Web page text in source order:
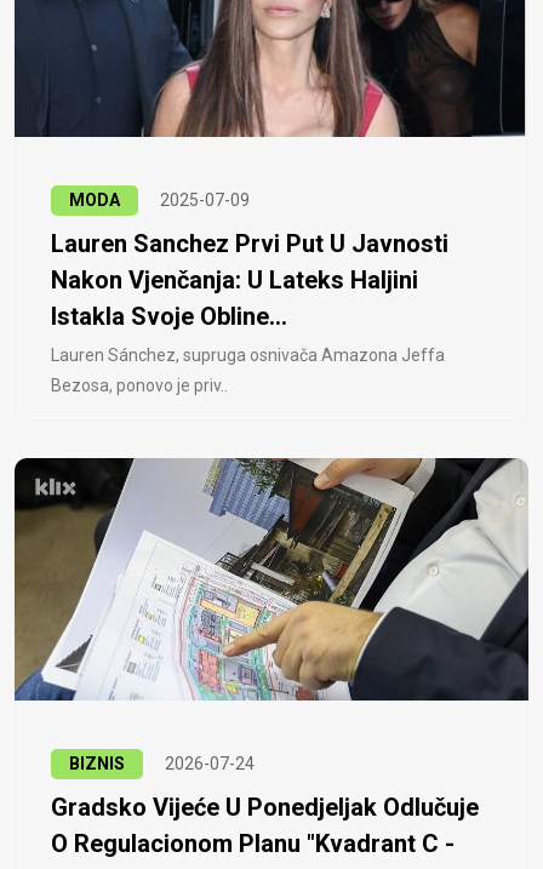
MODA 2025-07-09
Lauren Sanchez Prvi Put U Javnosti
Nakon Vjenčanja: U Lateks Haljini
Istakla Svoje Obline...
Lauren Sánchez, supruga osnivača Amazona Jeffa
Bezosa, ponovo je priv..
BIZNIS 2026-07-24
Gradsko Vijeće U Ponedjeljak Odlučuje
O Regulacionom Planu "Kvadrant C -